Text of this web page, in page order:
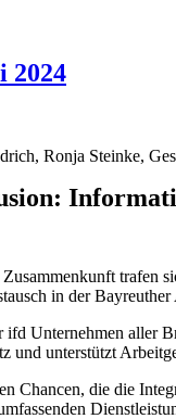
2024
Ronja Steinke,
trafen
in der
ifd Unternehmen aller
und unterstützt
Chancen, die die